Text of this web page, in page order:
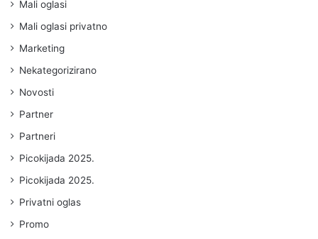
Mali oglasi
Mali oglasi privatno
Marketing
Nekategorizirano
Novosti
Partner
Partneri
Picokijada 2025.
Picokijada 2025.
Privatni oglas
Promo